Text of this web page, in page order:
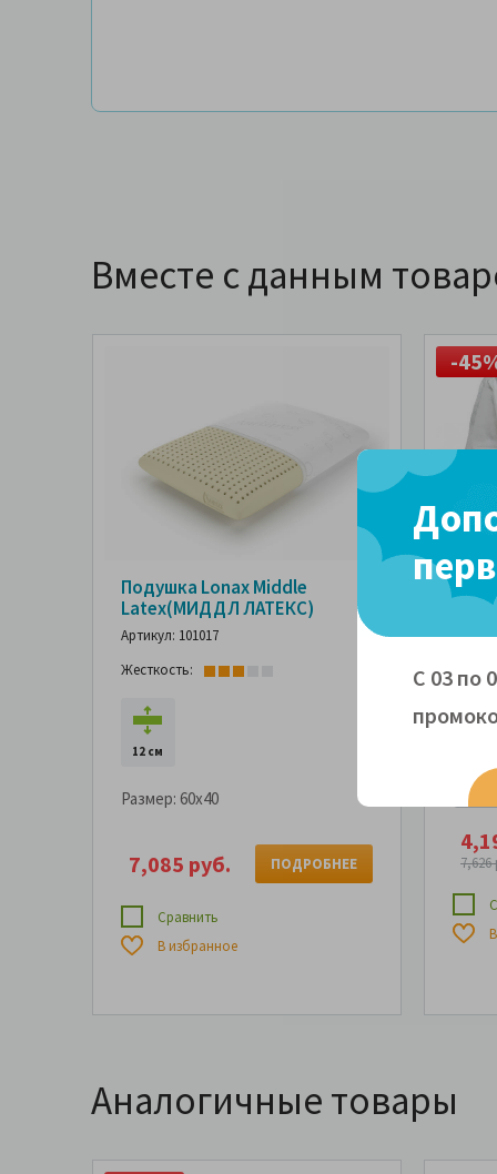
Вместе с данным
Подушка Lonax Middle
Latex(МИДДЛ ЛАТЕКС)
Артикул: 101017
Жесткость:
12 см
Размер: 60x40
7,085 руб. ПОДРОБНЕЕ
Сравнить
В избранное
-
7,626
Аналогичные товары
С 03 по